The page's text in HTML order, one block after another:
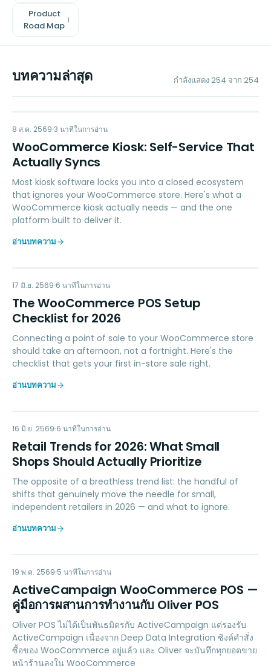
Product
Road Map
1
บทความล่าสุด กำลังแสดง254 จาก 254
RETAIL POS
8 ส.ค. 2569 3 นาทีในการอ่าน
WooCommerce Kiosk: Self-Service That
Actually Syncs
Most kiosk software locks you into a closed ecosystem
that ignores your WooCommerce store. Here's what a
WooCommerce kiosk actually needs — and the one
platform built to deliver it.
อ่านบทความ
WP
POINT OF SALE
17 มิ.ย. 2569 6 นาทีในการอ่าน
The WooCommerce POS Setup
Checklist for 2026
Connecting a point of sale to your WooCommerce store
should take an afternoon, not a fortnight. Here's the
checklist that gets your first in-store sale right.
อ่านบทความ
RT
RETAIL TIPS & TRENDS
16 มิ.ย. 2569 6 นาทีในการอ่าน
Retail Trends for 2026: What Small
Shops Should Actually Prioritize
The opposite of a breathless trend list: the handful of
shifts that genuinely move the needle for small,
independent retailers in 2026 — and what to ignore.
อ่านบทความ
AW
MARKETING
19 พ.ค. 2569 5 นาทีในการอ่าน
ActiveCampaign WooCommerce POS —
คู่มือการผสานการทำงานกับ Oliver POS
Oliver POS ไม่ได้เป็นพันธมิตรกับ ActiveCampaign แต่รองรับ
ActiveCampaign เนื่องจาก Deep Data Integration ซิงค์คำสั่ง
ซื้อของ WooCommerce อยู่แล้ว และ Oliver จะบันทึกทุกยอดขาย
หน้าร้านลงใน WooCommerce